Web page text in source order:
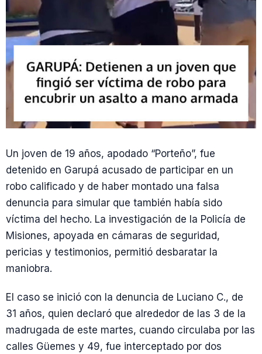
Un joven de 19 años, apodado “Porteño”, fue
detenido en Garupá acusado de participar en un
robo calificado y de haber montado una falsa
denuncia para simular que también había sido
víctima del hecho. La investigación de la Policía de
Misiones, apoyada en cámaras de seguridad,
pericias y testimonios, permitió desbaratar la
maniobra.
El caso se inició con la denuncia de Luciano C., de
31 años, quien declaró que alrededor de las 3 de la
madrugada de este martes, cuando circulaba por las
calles Güemes y 49, fue interceptado por dos